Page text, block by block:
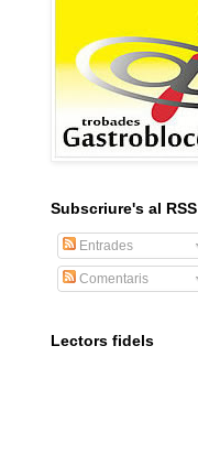
Subscriure's al RSS
Entrades
Comentaris
Lectors fidels